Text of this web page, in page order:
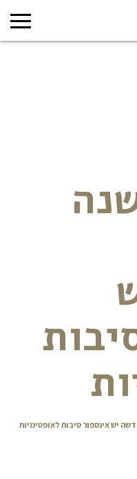
יש אינספור סיבות לאופטימיות